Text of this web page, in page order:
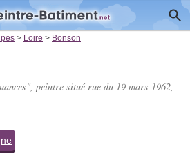
> Loire > Bonson
peintre situé rue du 19 mars 1962,